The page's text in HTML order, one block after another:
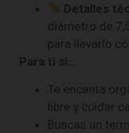
Detalles
diámetro de
para llevarlo
Para ti si…
Te encanta
libre y cuidar
Buscas un